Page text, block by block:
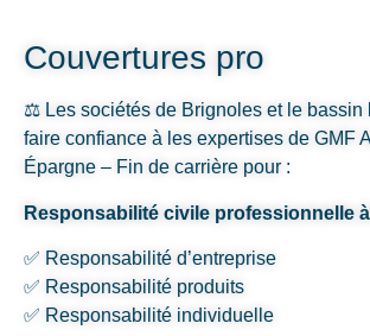
Couvertures pro
⚖️ Les sociétés de Brignoles et le bassin
faire confiance à les expertises de GMF
Épargne – Fin de carrière pour :
Responsabilité civile professionnelle
✅ Responsabilité d’entreprise
✅ Responsabilité produits
✅ Responsabilité individuelle